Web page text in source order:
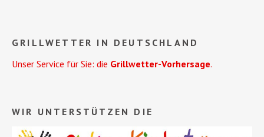
GRILLWETTER IN DEUTSCHLAND
Unser Service für Sie: die Grillwetter-Vorhersage.
WIR UNTERSTÜTZEN DIE